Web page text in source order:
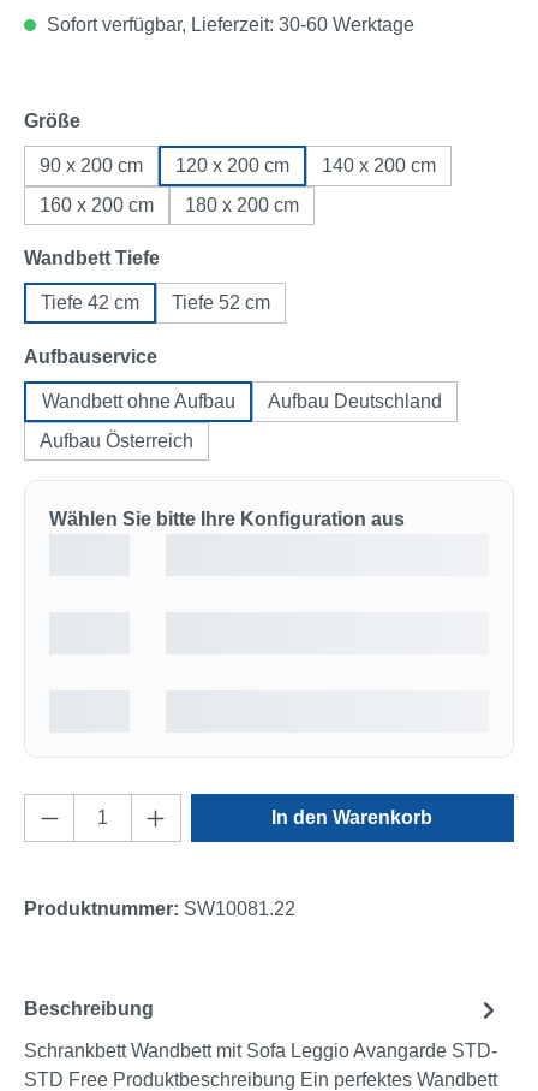
Sofort verfügbar, Lieferzeit: 30-60 Werktage
Größeauswählen
90 x 200 cm 120 x 200 cm
140 x 200 cm
160 x 200 cm
180 x 200 cm
Wandbett Tiefeauswählen
Tiefe 42 cm Tiefe 52 cm
Aufbauserviceauswählen
Wandbett ohne Aufbau
Aufbau Deutschland
Aufbau Österreich
Wählen Sie bitte Ihre Konfiguration aus
Produkt Anzahl: Gib den gewünschten
In den Warenkorb
Produktnummer: SW10081.22
Beschreibung
Schrankbett Wandbett mit Sofa Leggio Avangarde STD-
STD Free Produktbeschreibung Ein perfektes Wandbett